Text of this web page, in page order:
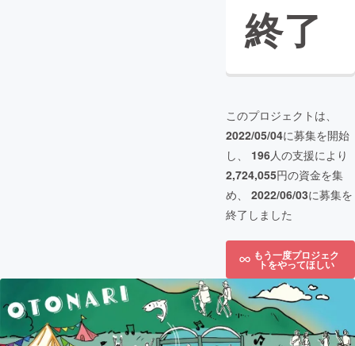
終了
このプロジェクトは、
2022/05/04に募集を開始
し、 196人の支援により
2,724,055円の資金を集
め、 2022/06/03に募集を
終了しました
もう一度プロジェク
トをやってほしい